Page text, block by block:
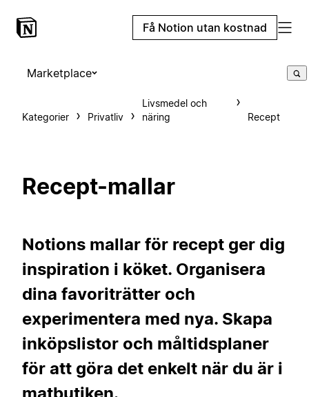
Få Notion utan kostnad
Marketplace
Kategorier Privatliv
Livsmedel och
näring
Recept
Recept-mallar
Notions mallar för recept ger dig
inspiration i köket. Organisera
dina favoriträtter och
experimentera med nya. Skapa
inköpslistor och måltidsplaner
för att göra det enkelt när du är i